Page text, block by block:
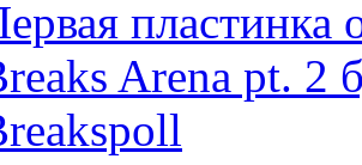
пластинка
Arena pt. 2